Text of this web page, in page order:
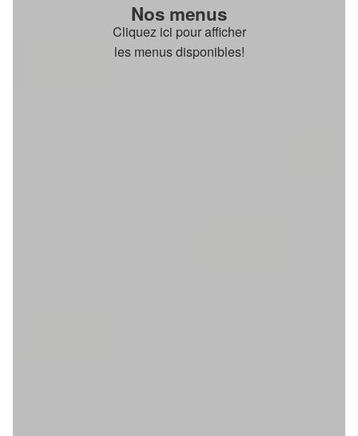
Nos menus
Cliquez ici pour afficher
les menus disponibles!